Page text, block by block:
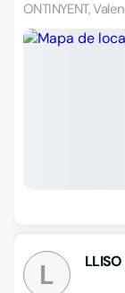
ONTINYENT,
L